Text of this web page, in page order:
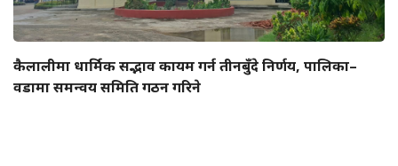
कैलालीमा धार्मिक सद्भाव कायम गर्न तीनबुँदे निर्णय, पालिका–
वडामा समन्वय समिति गठन गरिने